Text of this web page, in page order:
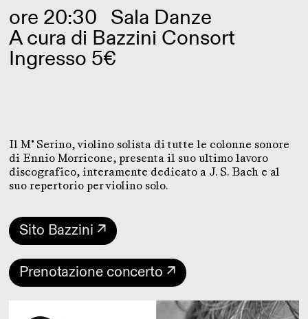
ore 20:30 Sala Danze
A cura di Bazzini Consort
Ingresso 5€
Il M° Serino, violino solista di tutte le colonne sonore
di Ennio Morricone, presenta il suo ultimo lavoro
discografico, interamente dedicato a J. S. Bach e al
suo repertorio per violino solo.
Sito Bazzini ↗
Prenotazione concerto ↗